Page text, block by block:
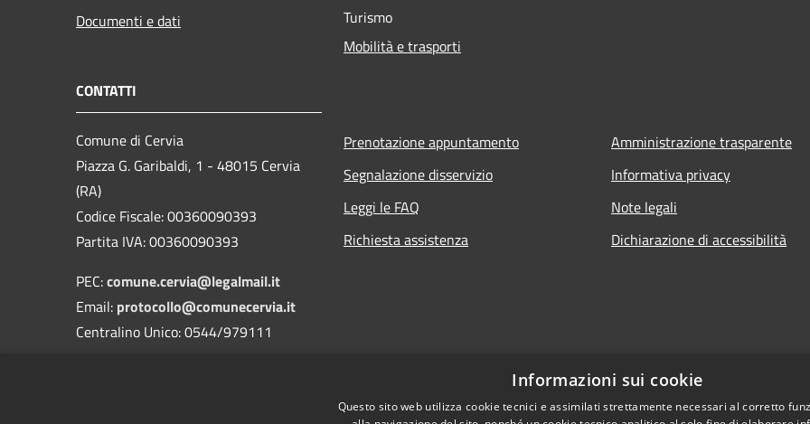
Documenti e dati
Turismo
Mobilità e trasporti
CONTATTI
Comune di Cervia
Piazza G. Garibaldi, 1 - 48015 Cervia
(RA)
Codice Fiscale: 00360090393
Partita IVA: 00360090393
PEC:comune.cervia@legalmail.it
Email: protocollo@comunecervia.it
Centralino Unico: 0544/979111
Prenotazione appuntamento
Segnalazione disservizio
Leggi le FAQ
Richiesta assistenza
Amministrazione trasparente
Informativa privacy
Note legali
Dichiarazione di accessibilità
Informazioni sui cookie
Questo sito web utilizza cookie tecnici e assimilati strettamente necessari al corretto